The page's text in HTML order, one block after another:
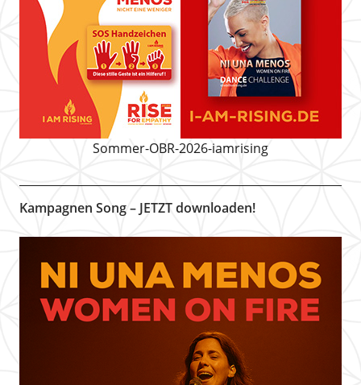
Sommer-OBR-2026-iamrising
Kampagnen Song – JETZT downloaden!